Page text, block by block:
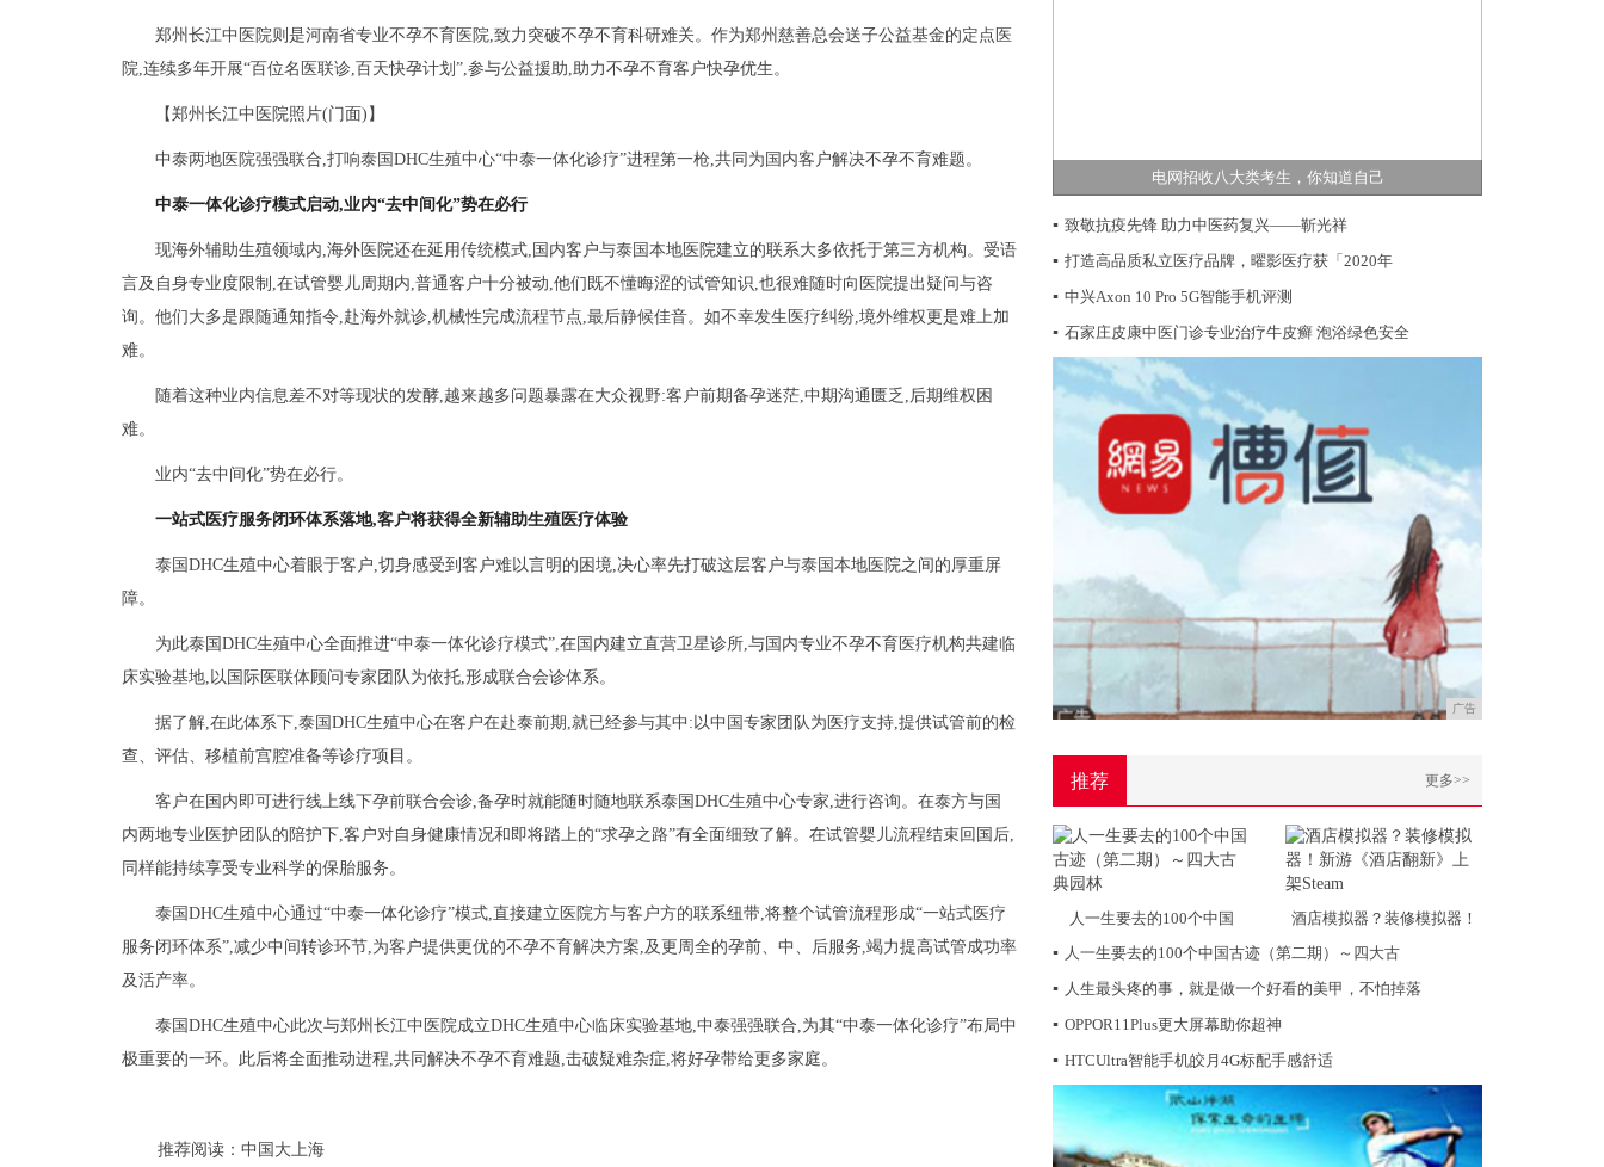
郑州长江中医院则是河南省专业不孕不育医院,致力突破不孕不育科研难关。作为郑州慈善总会送子公益基金的定点医
院,连续多年开展“百位名医联诊,百天快孕计划”,参与公益援助,助力不孕不育客户快孕优生。
【郑州长江中医院照片(门面)】
中泰两地医院强强联合,打响泰国DHC生殖中心“中泰一体化诊疗”进程第一枪,共同为国内客户解决不孕不育难题。
中泰一体化诊疗模式启动,业内“去中间化”势在必行
现海外辅助生殖领域内,海外医院还在延用传统模式,国内客户与泰国本地医院建立的联系大多依托于第三方机构。受语
言及自身专业度限制,在试管婴儿周期内,普通客户十分被动,他们既不懂晦涩的试管知识,也很难随时向医院提出疑问与咨
询。他们大多是跟随通知指令,赴海外就诊,机械性完成流程节点,最后静候佳音。如不幸发生医疗纠纷,境外维权更是难上加
难。
随着这种业内信息差不对等现状的发酵,越来越多问题暴露在大众视野:客户前期备孕迷茫,中期沟通匮乏,后期维权困
难。
业内“去中间化”势在必行。
一站式医疗服务闭环体系落地,客户将获得全新辅助生殖医疗体验
泰国DHC生殖中心着眼于客户,切身感受到客户难以言明的困境,决心率先打破这层客户与泰国本地医院之间的厚重屏
障。
为此泰国DHC生殖中心全面推进“中泰一体化诊疗模式”,在国内建立直营卫星诊所,与国内专业不孕不育医疗机构共建临
床实验基地,以国际医联体顾问专家团队为依托,形成联合会诊体系。
据了解,在此体系下,泰国DHC生殖中心在客户在赴泰前期,就已经参与其中:以中国专家团队为医疗支持,提供试管前的检
查、评估、移植前宫腔准备等诊疗项目。
客户在国内即可进行线上线下孕前联合会诊,备孕时就能随时随地联系泰国DHC生殖中心专家,进行咨询。在泰方与国
内两地专业医护团队的陪护下,客户对自身健康情况和即将踏上的“求孕之路”有全面细致了解。在试管婴儿流程结束回国后,
同样能持续享受专业科学的保胎服务。
泰国DHC生殖中心通过“中泰一体化诊疗”模式,直接建立医院方与客户方的联系纽带,将整个试管流程形成“一站式医疗
服务闭环体系”,减少中间转诊环节,为客户提供更优的不孕不育解决方案,及更周全的孕前、中、后服务,竭力提高试管成功率
及活产率。
泰国DHC生殖中心此次与郑州长江中医院成立DHC生殖中心临床实验基地,中泰强强联合,为其“中泰一体化诊疗”布局中
极重要的一环。此后将全面推动进程,共同解决不孕不育难题,击破疑难杂症,将好孕带给更多家庭。
推荐阅读： 中国大上海
电网招收八大类考生，你知道自己
▪ 致敬抗疫先锋 助力中医药复兴——靳光祥
▪ 打造高品质私立医疗品牌，曜影医疗获「2020年
▪ 中兴Axon 10 Pro 5G智能手机评测
▪ 石家庄皮康中医门诊专业治疗牛皮癣 泡浴绿色安全
广告
推荐 更多>>
人一生要去的100个中国
酒店模拟器？装修模拟器！
▪ 人一生要去的100个中国古迹（第二期）～四大古
▪ 人生最头疼的事，就是做一个好看的美甲，不怕掉落
▪ OPPOR11Plus更大屏幕助你超神
▪ HTCUltra智能手机皎月4G标配手感舒适